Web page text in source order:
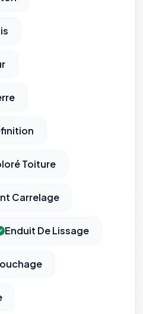
Toiture
Carrelage
Enduit De Lissage